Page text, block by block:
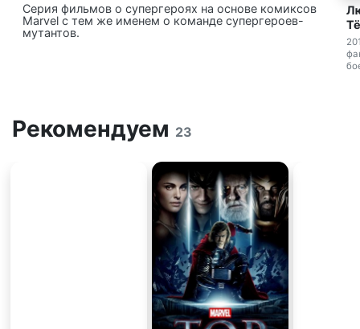
Серия фильмов о супергероях на основе комиксов
Marvel с тем же именем о команде супергероев-
мутантов.
Рекомендуем 23